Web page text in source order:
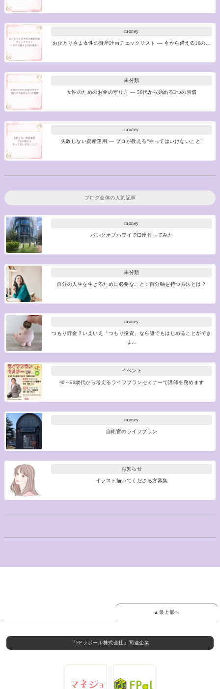
money
おひとりさま女性の資産計画チェックリスト ― 今から備える10の…
未分類
女性のためのお金の守り方 ― 50代から始める3つの習慣
money
失敗しない資産運用 ― プロが教える“やってはいけないこと”
ブログ全体の人気記事
money
バンクオブハワイで口座作ってみた
未分類
自分の人生を生きるために必要なこと：自分軸を持つ方法とは？
money
つもり貯金？いえいえ「つもり投資」なら誰でもはじめることができ
ま…
イベント
40～50歳代から考えるライフプランセミナーで講師を務めます
money
自衛官のライフプラン
お知らせ
イラスト描いてくださる方募集
▲最上部へ
『FPラポール株式会社』関連企業